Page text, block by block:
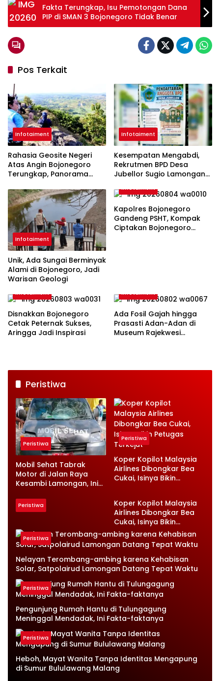
Fakta Terungkap, Isu Pemotongan Dana
PIP di SMAN 3 Bojonegoro Tidak Benar
Pos Terkait
Infotaiment
Rahasia Geosite Negeri
Atas Angin Bojonegoro
Terungkap, Panorama
Bumi
Infotaiment
Kesempatan Mengabdi,
Rekrutmen BPD Desa
Jubellor Sugio Lamongan
Infotaiment
Unik, Ada Sungai Berminyak
Alami di Bojonegoro, Jadi
Warisan Geologi
Infotaiment
Kapolres Bojonegoro
Gandeng PSHT, Kompak
Ciptakan Bojonegoro
Infotaiment
Disnakkan Bojonegoro
Cetak Peternak Sukses,
Aringga Jadi Inspirasi
Infotaiment
Ada Fosil Gajah hingga
Prasasti Adan-Adan di
Museum Rajekwesi
Peristiwa
Peristiwa
Mobil Sehat Tabrak
Motor di Jalan Raya
Kesambi Lamongan, Ini
Peristiwa
Koper Kopilot Malaysia
Airlines Dibongkar Bea
Cukai, Isinya Bikin
Peristiwa
Koper Kopilot Malaysia
Airlines Dibongkar Bea
Cukai, Isinya Bikin
Petugas Terkejut
Peristiwa
Nelayan Terombang-ambing karena Kehabisan
Solar, Satpolairud Lamongan Datang Tepat Waktu
Peristiwa
Pengunjung Rumah Hantu di Tulungagung
Meninggal Mendadak, Ini Fakta-faktanya
Peristiwa
Heboh, Mayat Wanita Tanpa Identitas Mengapung
di Sumur Bululawang Malang